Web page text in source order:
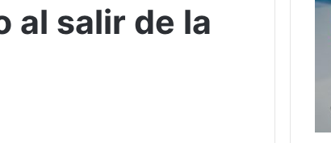
al salir de la